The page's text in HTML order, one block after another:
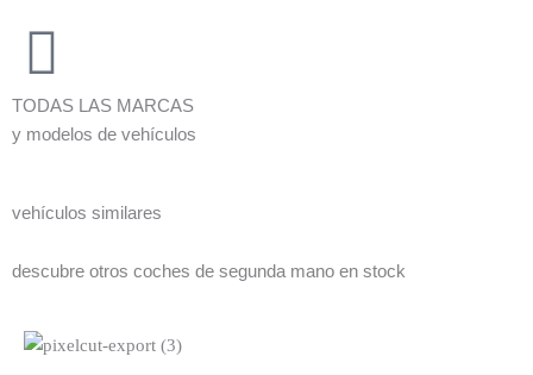
TODAS LAS MARCAS
y modelos de vehículos
vehículos similares
descubre otros coches de segunda mano en stock